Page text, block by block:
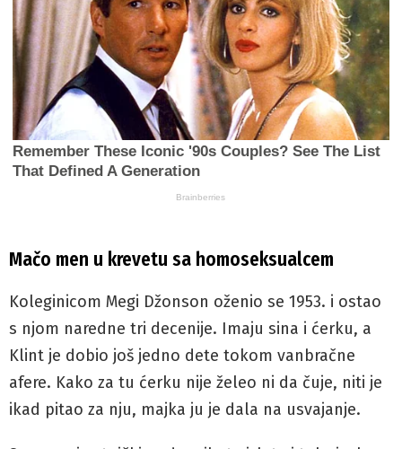
Mačo men u krevetu sa homoseksualcem
Koleginicom Megi Džonson oženio se 1953. i ostao
s njom naredne tri decenije. Imaju sina i ćerku, a
Klint je dobio još jedno dete tokom vanbračne
afere. Kako za tu ćerku nije želeo ni da čuje, niti je
ikad pitao za nju, majka ju je dala na usvajanje.